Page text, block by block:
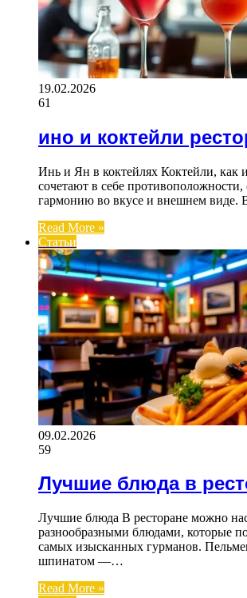
19.02.2026
61
ино и коктейли
Инь и Ян в коктейлях Коктейли, как
сочетают в себе противоположности,
гармонию во вкусе и внешнем
Read More »
Статьи
09.02.2026
59
Лучшие блюда в
Лучшие блюда В ресторане можно
разнообразными блюдами, которые
самых изысканных гурманов.
шпинатом —…
Read More »